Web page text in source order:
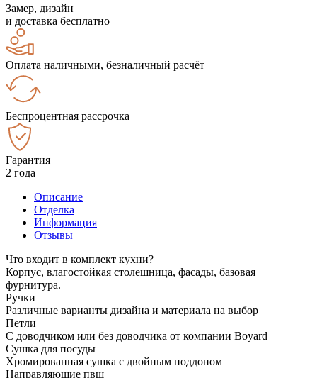
Замер, дизайн
и доставка бесплатно
Оплата наличными, безналичный расчёт
Беспроцентная рассрочка
Гарантия
2 года
Описание
Отделка
Информация
Отзывы
Что входит в комплект кухни?
Корпус, влагостойкая столешница, фасады, базовая
фурнитура.
Ручки
Различные варианты дизайна и материала на выбор
Петли
С доводчиком или без доводчика от компании Boyard
Сушка для посуды
Хромированная сушка с двойным поддоном
Направляющие пвш